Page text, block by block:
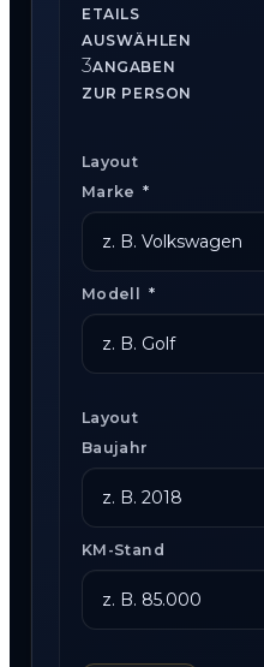
ETAILS
AUSWÄHLEN
3ANGABEN
ZUR PERSON
Layout
Marke *
Modell *
Layout
Baujahr
KM-Stand